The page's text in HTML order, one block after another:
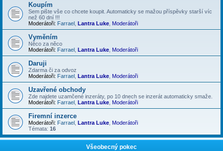
Koupím
Sem pište vše co chcete koupit. Automaticky se mažou příspěvky starší víc
než 60 dní !!!
Moderátoři: Farrael Lantra Luke Moderátoři
Vyměním
Něco za něco
Moderátoři: Farrael Lantra Luke Moderátoři
Daruji
Zdarma či za odvoz
Moderátoři: Farrael Lantra Luke Moderátoři
Uzavřené obchody
Zde najdete uzamčené inzeráty, po 10 dnech se inzerát automaticky smaže.
Moderátoři: Farrael Lantra Luke Moderátoři
Firemní inzerce
Moderátoři: Farrael Lantra Luke Moderátoři
Témata: 16
Všeobecný pokec